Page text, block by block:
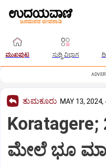
ಮುಖಪುಟ ಸುದ್ದಿ ವಿಭಾಗ
ತುಮಕೂರು MAY 13, 2024,
ಮೇಲೆ ಭೂ